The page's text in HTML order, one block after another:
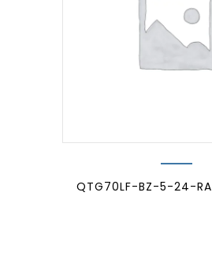
QTG70LF-BZ-5-24-